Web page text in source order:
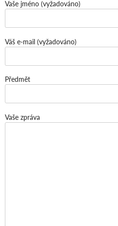
Vaše jméno (vyžadováno)
Váš e-mail (vyžadováno)
Předmět
Vaše zpráva